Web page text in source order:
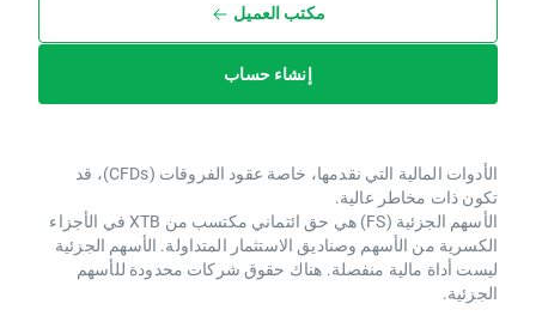
مكتب العميل
إنشاء حساب
الأدوات المالية التي نقدمها، خاصة عقود الفروقات (CFDs)، قد
تكون ذات مخاطر عالية.
الأسهم الجزئية (FS) هي حق ائتماني مكتسب من XTB ​​في الأجزاء
الكسرية من الأسهم وصناديق الاستثمار المتداولة. الأسهم الجزئية
ليست أداة مالية منفصلة. هناك حقوق شركات محدودة للأسهم
الجزئية.